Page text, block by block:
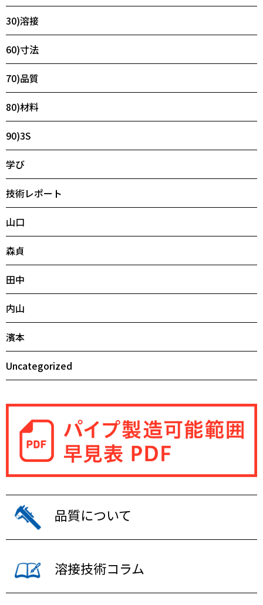
30)溶接
60)寸法
70)品質
80)材料
90)3S
学び
技術レポート
山口
森貞
田中
内山
濱本
Uncategorized
品質について
溶接技術コラム